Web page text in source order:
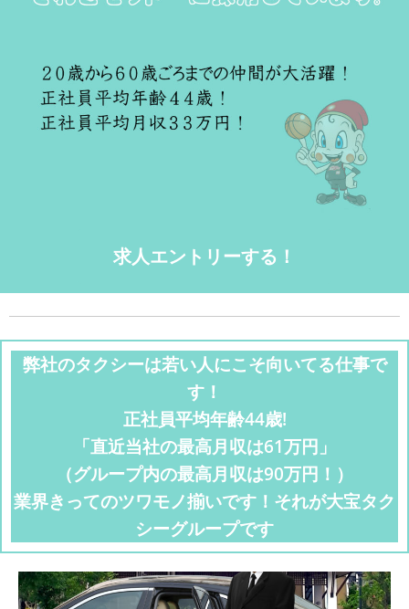
求人エントリーする！
弊社のタクシーは若い人にこそ向いてる仕事で
す！
正社員平均年齢44歳!
「直近当社の最高月収は61万円」
（グループ内の最高月収は90万円！）
業界きってのツワモノ揃いです！それが大宝タク
シーグループです